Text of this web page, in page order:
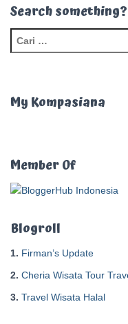
Search something?
a
u
:
My Kompasiana
Member Of
Blogroll
1. Firman’s Update
2. Cheria Wisata Tour
3. Travel Wisata Halal